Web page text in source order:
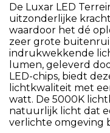
De Luxar LED
uitzonderlijke
waardoor het dé
zeer grote
indrukwekkende
lumen, geleverd
LED-chips, biedt
lichtkwaliteit met
watt. De 5000K
natuurlijk licht dat
verlichte omgeving